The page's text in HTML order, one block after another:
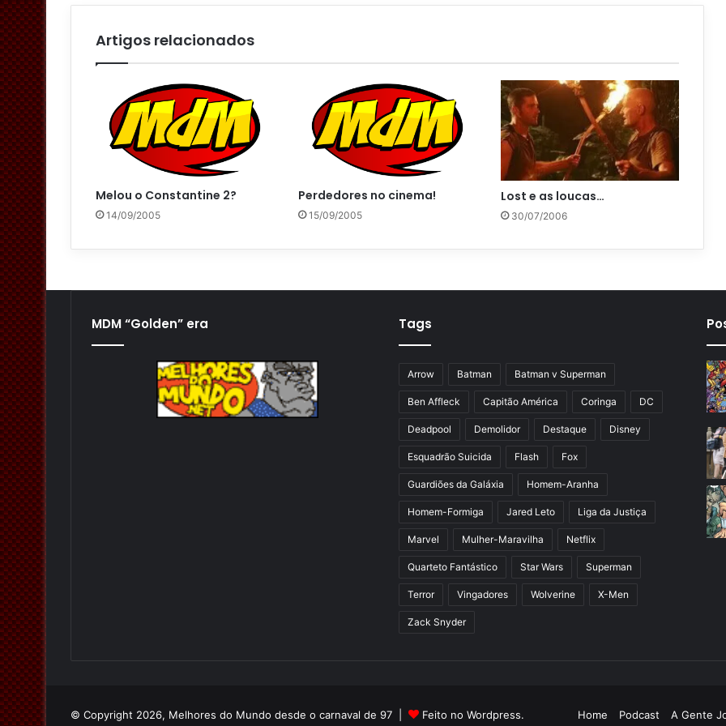
Artigos relacionados
Melou o Constantine 2?
14/09/2005
Perdedores no cinema!
15/09/2005
Lost e as loucas…
30/07/2006
MDM “Golden” era Tags
Arrow Batman Batman v Superman
Ben Affleck Capitão América Coringa DC
Deadpool Demolidor Destaque Disney
Esquadrão Suicida Flash Fox
Guardiões da Galáxia Homem-Aranha
Homem-Formiga Jared Leto Liga da Justiça
Marvel Mulher-Maravilha Netflix
Quarteto Fantástico Star Wars Superman
Terror Vingadores Wolverine X-Men
Zack Snyder
© Copyright 2026, Melhores do Mundo desde o carnaval de 97 | Feito no Wordpress. Home Podcast A Gente